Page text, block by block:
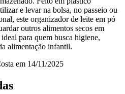
e levar na bolsa, no passeio ou
este organizador de leite em pó
outros alimentos secos em
para quem busca higiene,
alimentação infantil.
em 14/11/2025